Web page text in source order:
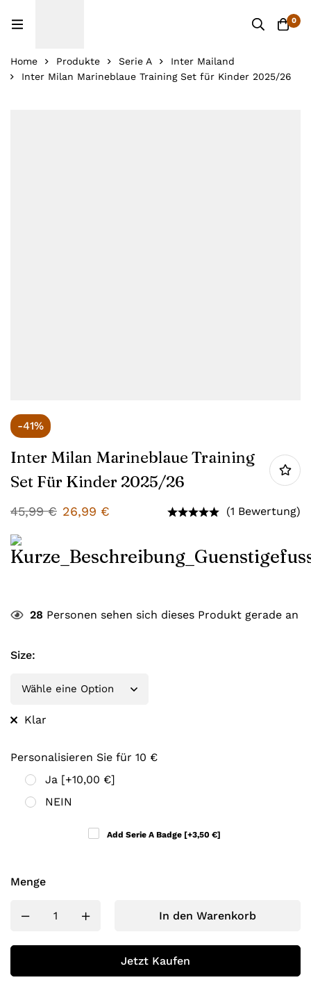
0
Home Produkte Serie A
Inter Mailand
Inter Milan Marineblaue Training Set für Kinder 2025/26
-41%
Inter Milan Marineblaue Training
Set Für Kinder 2025/26
45,99€ 26,99 € (1 Bewertung)
28 Personen sehen sich dieses Produkt gerade an
Size:
Klar
Personalisieren Sie für 10 €
Ja [+10,00 €]
NEIN
Add Serie A Badge [+3,50 €]
Menge
In den Warenkorb
Jetzt Kaufen